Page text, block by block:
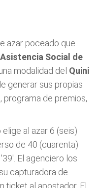
azar poceado que
Social de
modalidad del Quini
generar sus propias
de premios,
elige al azar 6 (seis)
de 40 (cuarenta)
El agenciero los
capturadora de